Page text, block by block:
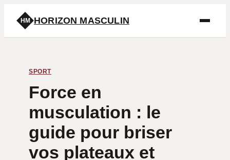
HM HORIZON MASCULIN
SPORT
Force en
musculation : le
guide pour briser
vos plateaux et